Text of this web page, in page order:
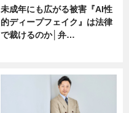
未成年にも広がる被害『AI性
的ディープフェイク』は法律
で裁けるのか│弁…